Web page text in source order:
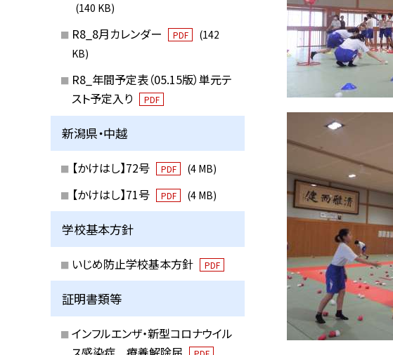
(140 KB)
R8_8月カレンダー PDF
(142
KB)
R8_年間予定表（05.15版）単元テ
スト予定入り
PDF
新潟県・中越
【かけはし】72号 PDF (4 MB)
【かけはし】71号 PDF (4 MB)
学校基本方針
いじめ防止学校基本方針 PDF
証明書類等
インフルエンザ・新型コロナウイル